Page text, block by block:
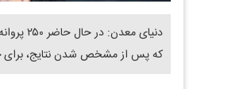
که پس از مشخص شدن نتایج،